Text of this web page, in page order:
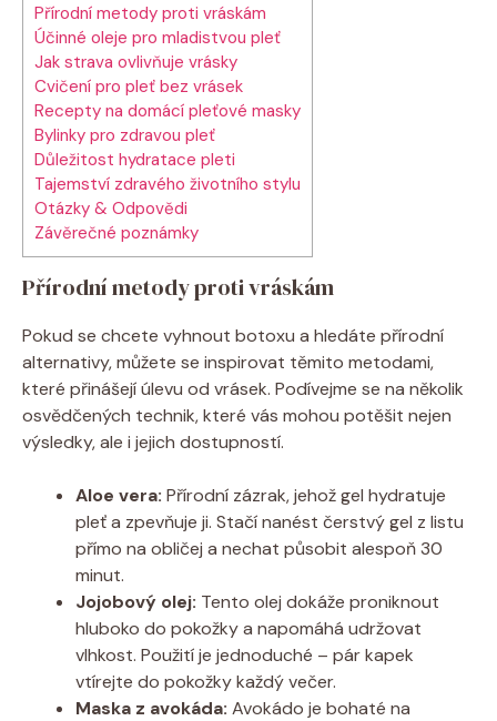
Přírodní metody proti vráskám
Účinné oleje pro mladistvou pleť
Jak strava ovlivňuje vrásky
Cvičení pro pleť bez vrásek
Recepty na domácí pleťové masky
Bylinky pro zdravou pleť
Důležitost hydratace pleti
Tajemství zdravého životního stylu
Otázky & Odpovědi
Závěrečné poznámky
Přírodní metody proti vráskám
Pokud se chcete vyhnout botoxu a hledáte přírodní
alternativy, můžete se inspirovat těmito metodami,
které přinášejí úlevu od vrásek. Podívejme se na několik
osvědčených technik, které vás mohou potěšit nejen
výsledky, ale i jejich dostupností.
Aloe vera: Přírodní zázrak, jehož gel hydratuje
pleť a zpevňuje ji. Stačí nanést čerstvý gel z listu
přímo na obličej a nechat působit alespoň 30
minut.
Jojobový olej: Tento olej dokáže proniknout
hluboko do pokožky a napomáhá udržovat
vlhkost. Použití je jednoduché – pár kapek
vtírejte do pokožky každý večer.
Maska z avokáda: Avokádo je bohaté na